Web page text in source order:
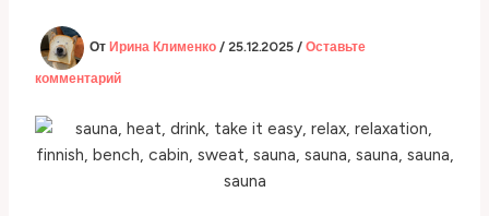
От Ирина Клименко/25.12.2025/Оставьте
комментарий